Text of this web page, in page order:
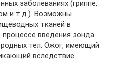
заболеваниях (гриппе,
и т.д.). Возможны
тканей в
введения зонда
тел. Ожог, имеющий
вследствие